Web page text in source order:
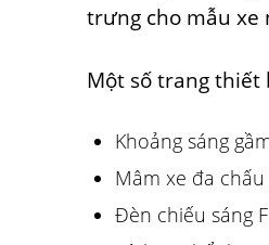
trưng cho mẫu xe
Một số trang thiết
Khoảng sáng
Mâm xe đa
Đèn chiếu sáng